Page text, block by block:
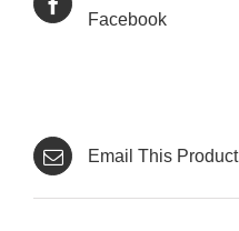
Facebook
Email This Product